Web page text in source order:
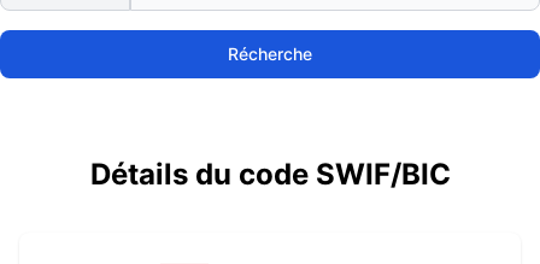
Récherche
Détails du code SWIF/BIC